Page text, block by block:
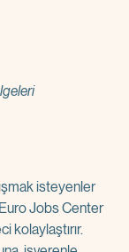
isteyenler
Jobs Center
kolaylaştırır.